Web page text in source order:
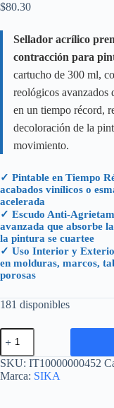
$80.30
Sellador acrílico
contracción para
cartucho de 300 ml,
reológicos avanzados
en un tiempo récord,
decoloración de la
movimiento.
✓ Pintable en Tiempo
acabados vinílicos o
acelerada
✓ Escudo Anti-
avanzada que absorbe
la pintura se cuartee
✓ Uso Interior y
en molduras, marcos,
porosas
181 disponibles
SIKACRYL
150
BLANCO
CARTUCHO
300
SKU: IT10000000452
Marca: SIKA